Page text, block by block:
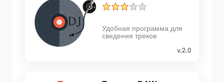
Удобная программа для
сведения треков
v.2.0